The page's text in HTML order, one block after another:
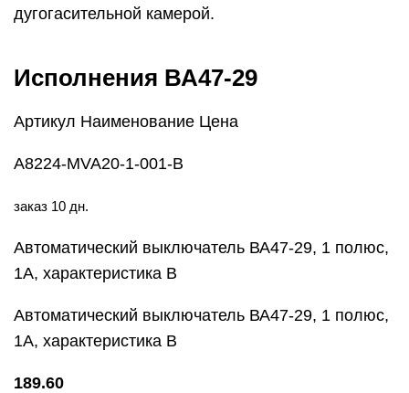
дугогасительной камерой.
Исполнения ВА47-29
Артикул Наименование Цена
A8224-MVA20-1-001-B
заказ 10 дн.
Автоматический выключатель ВА47-29, 1 полюс,
1А, характеристика В
Автоматический выключатель ВА47-29, 1 полюс,
1А, характеристика В
189.60